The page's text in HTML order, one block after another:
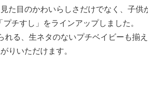
た目のかわいらしさだけでなく、子供
チすし」をラインアップしました。
れる、生ネタのないプチベイビーも揃
りいただけます。